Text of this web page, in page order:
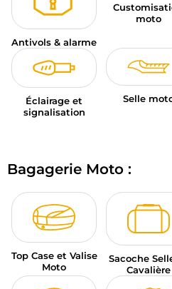
Antivols & alarme
moto
Éclairage et
signalisation
Selle
Bagagerie Moto :
Top Case et Valise
Moto
Sacoche
Cavalière